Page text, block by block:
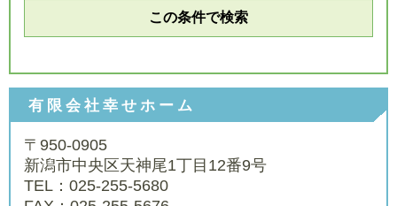
有限会社幸せホーム
〒950-0905
新潟市中央区天神尾1丁目12番9号
TEL：025-255-5680